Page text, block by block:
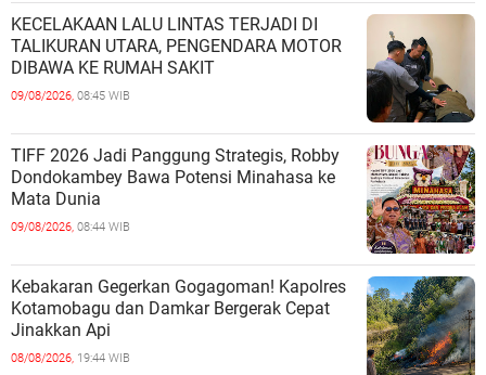
KECELAKAAN LALU LINTAS TERJADI DI
TALIKURAN UTARA, PENGENDARA MOTOR
DIBAWA KE RUMAH SAKIT
09/08/2026, 08:45 WIB
TIFF 2026 Jadi Panggung Strategis, Robby
Dondokambey Bawa Potensi Minahasa ke
Mata Dunia
09/08/2026, 08:44 WIB
Kebakaran Gegerkan Gogagoman! Kapolres
Kotamobagu dan Damkar Bergerak Cepat
Jinakkan Api
08/08/2026, 19:44 WIB